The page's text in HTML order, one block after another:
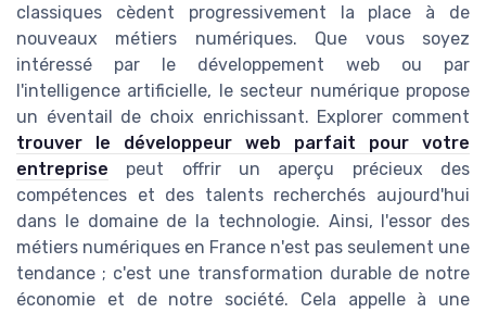
classiques cèdent progressivement la place à de
nouveaux métiers numériques. Que vous soyez
intéressé par le développement web ou par
l'intelligence artificielle, le secteur numérique propose
un éventail de choix enrichissant. Explorer comment
trouver le développeur web parfait pour votre
entreprise peut offrir un aperçu précieux des
compétences et des talents recherchés aujourd'hui
dans le domaine de la technologie. Ainsi, l'essor des
métiers numériques en France n'est pas seulement une
tendance ; c'est une transformation durable de notre
économie et de notre société. Cela appelle à une